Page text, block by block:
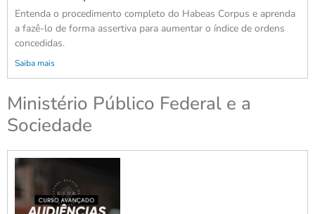
Entenda o procedimento completo do Habeas Corpus e aprenda
a fazê-lo de forma assertiva para aumentar o índice de ordens
concedidas.
Saiba mais
Ministério Público Federal e a
Sociedade